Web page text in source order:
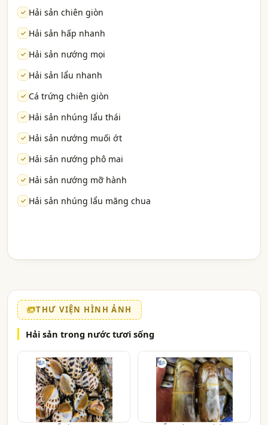
Hải sản chiên giòn
Hải sản hấp nhanh
Hải sản nướng mọi
Hải sản lẩu nhanh
Cá trứng chiên giòn
Hải sản nhúng lẩu thái
Hải sản nướng muối ớt
Hải sản nướng phô mai
Hải sản nướng mỡ hành
Hải sản nhúng lẩu măng chua
THƯ VIỆN HÌNH ẢNH
Hải sản trong nước tươi sống